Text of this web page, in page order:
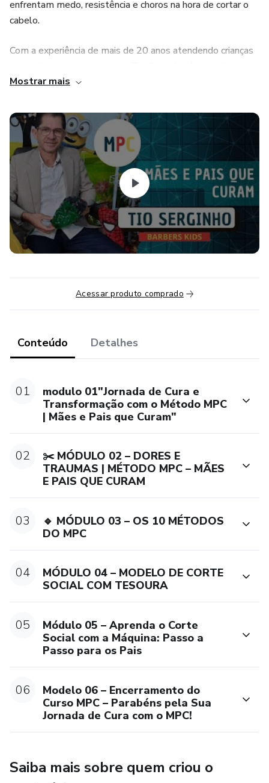
enfrentam medo, resistência e choros na hora de cortar o
cabelo.
Com a experiência de mais de 20 anos atendendo crianças
método único, com 2 modelos simples de corte e 10
momento de afeto, conexão e segurança.
Mostrar mais
Acessar produto comprado
Conteúdo Detalhes
01
modulo 01"Jornada de Cura e
Transformação com o Método MPC
| Mães e Pais que Curam"
02
✂️ MÓDULO 02 – DORES E
TRAUMAS | MÉTODO MPC – MÃES
E PAIS QUE CURAM
03
🔹 MÓDULO 03 – OS 10 MÉTODOS
DO MPC
04
MÓDULO 04 – MODELO DE CORTE
SOCIAL COM TESOURA
05
Módulo 05 – Aprenda o Corte
Social com a Máquina: Passo a
Passo para os Pais
06
Modelo 06 – Encerramento do
Curso MPC – Parabéns pela Sua
Jornada de Cura com o MPC!
Saiba mais sobre quem criou o